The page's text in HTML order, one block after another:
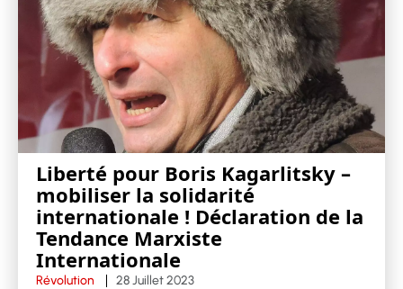
Liberté pour Boris Kagarlitsky –
mobiliser la solidarité
internationale ! Déclaration de la
Tendance Marxiste
Internationale
Révolution 28 Juillet 2023